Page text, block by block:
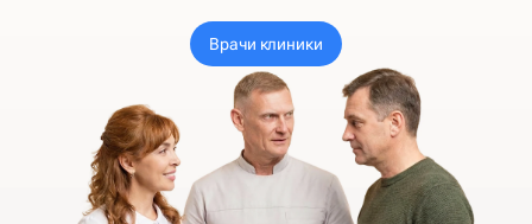
Врачи клиники